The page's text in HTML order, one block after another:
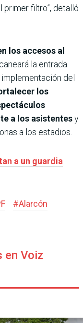
primer filtro”, detalló
los accesos al
la entrada
del
los
a los asistentesy
a los estadios.
a un guardia
#Alarcón
en Voiz